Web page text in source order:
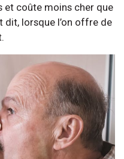
et coûte moins cher que
dit, lorsque l’on offre de